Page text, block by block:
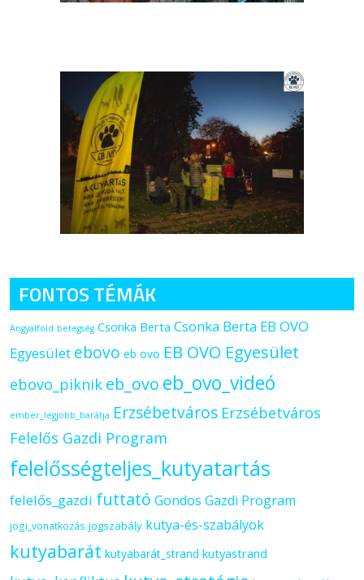
FONTOS TÉMÁK
Angyalföld betegség Csonka Berta Csonka Berta EB OVO
Egyesület ebovo eb ovo EB OVO Egyesület
ebovo_piknik eb_ovo eb_ovo_videó
ember_legjobb_barátja Erzsébetváros Erzsébetváros
Felelős Gazdi Program
felelősségteljes_kutyatartás
felelős_gazdi futtató Gondos Gazdi Program
jogi_vonatkozás jogszabály kutya-és-szabályok
kutyabarát kutyabarát_strand kutyastrand